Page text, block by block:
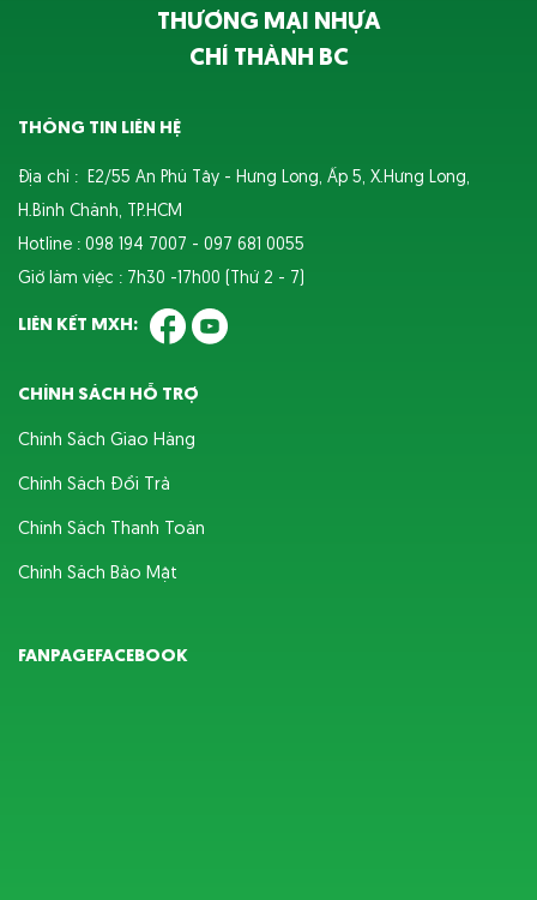
THƯƠNG MẠI NHỰA
CHÍ THÀNH BC
THÔNG TIN LIÊN HỆ
Địa chỉ : E2/55 An Phú Tây - Hưng Long, Ấp 5, X.Hưng Long,
H.Bình Chánh, TP.HCM
Hotline : 098 194 7007 - 097 681 0055
Giờ làm việc : 7h30 -17h00 (Thứ 2 - 7)
LIÊN KẾT MXH:
CHÍNH SÁCH HỖ TRỢ
Chính Sách Giao Hàng
Chính Sách Đổi Trả
Chính Sách Thanh Toán
Chính Sách Bảo Mật
FANPAGEFACEBOOK